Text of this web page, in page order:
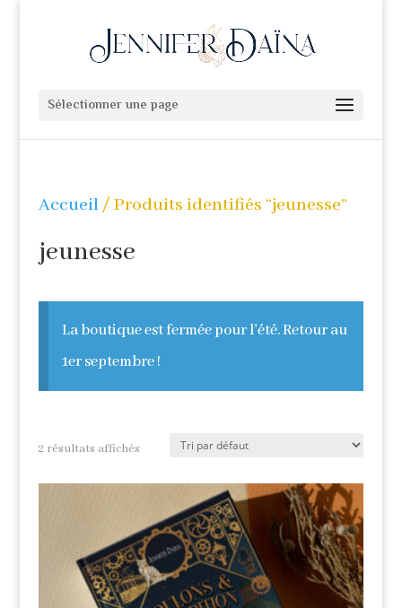
Sélectionner une page
Accueil/ Produits identifiés “jeunesse”
jeunesse
La boutique est fermée pour l'été. Retour au
1er septembre !
2 résultats affichés